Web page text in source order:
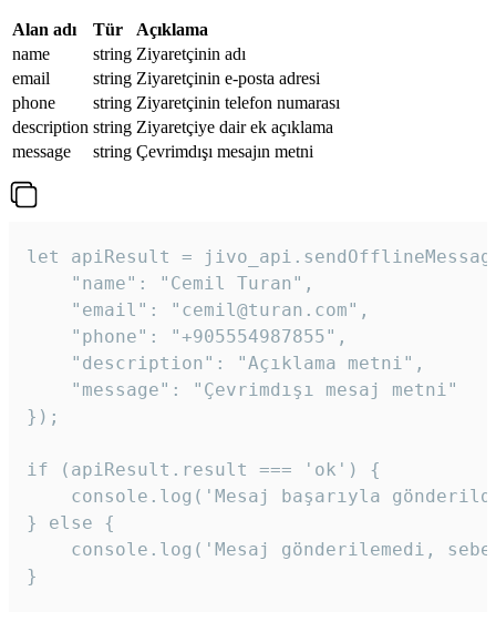
Alan adı Tür
Açıklama
name
string Ziyaretçinin adı
email
string Ziyaretçinin e-posta adresi
phone
string Ziyaretçinin telefon numarası
description string Ziyaretçiye dair ek açıklama
message
string Çevrimdışı mesajın metni
let apiResult =
    "name": "Cemil Turan",
    "email": "cemil@turan.com",
    "phone": "+905554987855",
    "description": "Açıklama metni",
    "message": "Çevrimdışı mesaj metni"
});
if (apiResult.result === 'ok') {
console.log('Mesaj başarıyla
} else {
console.log('Mesaj gönderilemedi,
}